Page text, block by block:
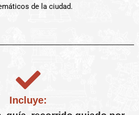
de la ciudad.
Incluye: